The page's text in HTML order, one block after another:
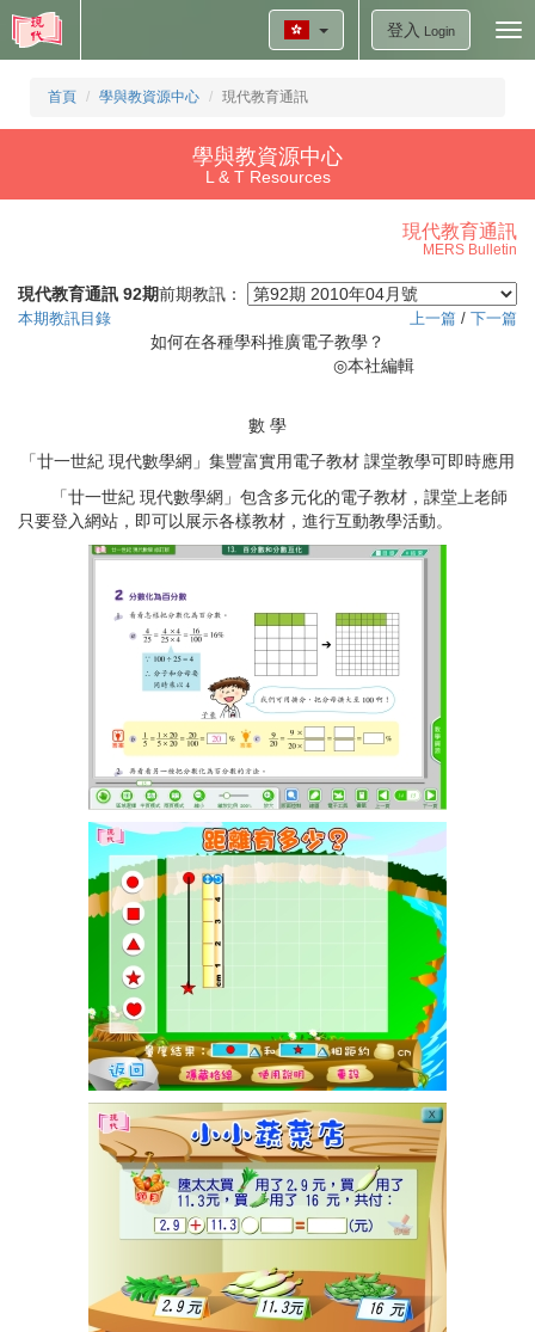
登入 Login
首頁 學與教資源中心 現代教育通訊
學與教資源中心
L & T Resources
現代教育通訊
MERS Bulletin
現代教育通訊 92期前期教訊：
本期教訊目錄 上一篇 / 下一篇
如何在各種學科推廣電子教學？
◎本社編輯
數 學
「廿一世紀 現代數學網」集豐富實用電子教材 課堂教學可即時應用
「廿一世紀 現代數學網」包含多元化的電子教材，課堂上老師
只要登入網站，即可以展示各樣教材，進行互動教學活動。